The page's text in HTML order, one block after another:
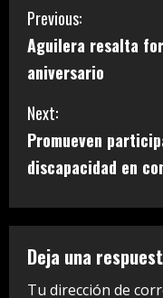
C
o
n
t
i
n
u
e
Previous:
Aguilera resalta
aniversario
Next:
Promueven
discapacidad en
Deja una
Tu dirección de